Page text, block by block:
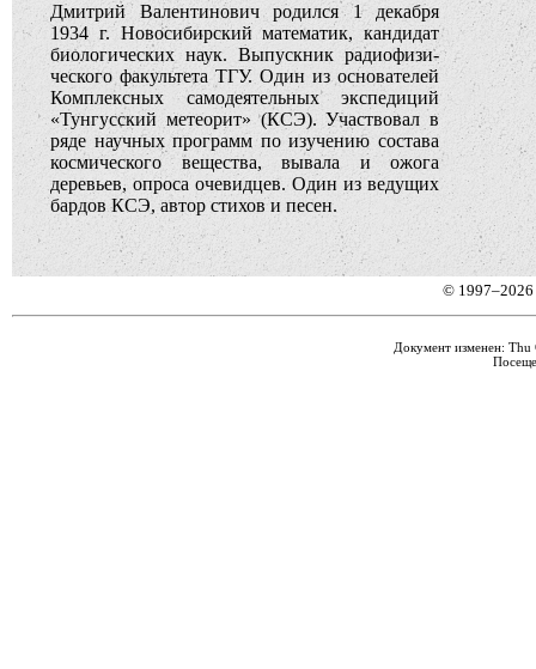
Дмитрий Валентинович родился 1 декабря
1934 г. Новосибирский математик, кандидат
био­ло­ги­ческих наук. Выпускник радиофи­зи­
ческого факультета ТГУ. Один из ос­но­вателей
Комплексных са­мо­де­ятельных экс­пе­диций
«Тунгусский метеорит» (КСЭ). Учас­тво­вал в
ряде научных программ по изучению состава
космического вещества, вывала и ожога
деревьев, опроса очевидцев. Один из ве­дущих
бардов КСЭ, автор стихов и песен.
©
Документ изменен: